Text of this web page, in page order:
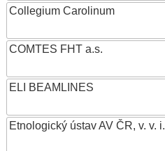
Collegium Carolinum
COMTES FHT a.s.
ELI BEAMLINES
Etnologický ústav AV ČR, v. v. i.